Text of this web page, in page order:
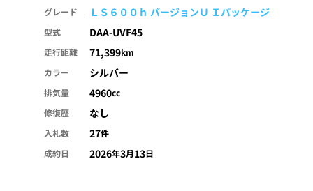
グレード
ＬＳ６００ｈ バージョンＵ Ｉパッケージ
型式 DAA-UVF45
走行距離 71,399km
カラー
シルバー
排気量 4960cc
修復歴
なし
入札数 27件
成約日
2026年3月13日